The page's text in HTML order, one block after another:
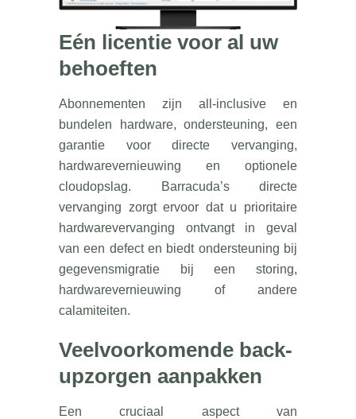
Eén licentie voor al uw
behoeften
Abonnementen zijn all-inclusive en
bundelen hardware, ondersteuning, een
garantie voor directe vervanging,
hardwarevernieuwing en optionele
cloudopslag. Barracuda’s directe
vervanging zorgt ervoor dat u prioritaire
hardwarevervanging ontvangt in geval
van een defect en biedt ondersteuning bij
gegevensmigratie bij een storing,
hardwarevernieuwing of andere
calamiteiten.
Veelvoorkomende back-
upzorgen aanpakken
Een cruciaal aspect van